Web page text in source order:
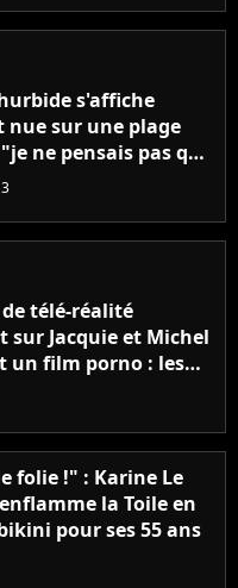
s'affiche
sur une plage
ne pensais pas que
le faire..."
télé-réalité
sur Jacquie et Michel
un film porno : les
du tournage
folie !" : Karine Le
la Toile en
pour ses 55 ans